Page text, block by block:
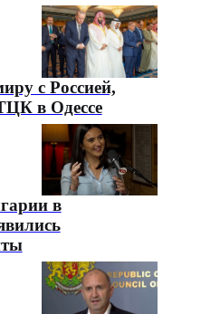
с Россией,
в Одессе
в